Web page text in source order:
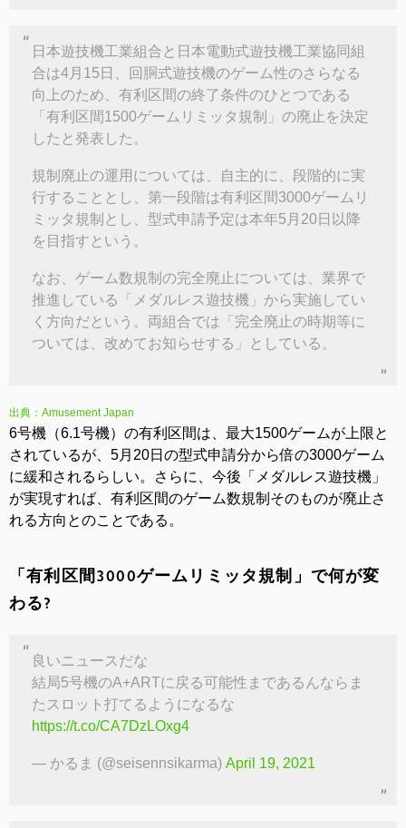
日本遊技機工業組合と日本電動式遊技機工業協同組
合は4月15日、回胴式遊技機のゲーム性のさらなる
向上のため、有利区間の終了条件のひとつである
「有利区間1500ゲームリミッタ規制」の廃止を決定
したと発表した。
規制廃止の運用については、自主的に、段階的に実
行することとし、第一段階は有利区間3000ゲームリ
ミッタ規制とし、型式申請予定は本年5月20日以降
を目指すという。
なお、ゲーム数規制の完全廃止については、業界で
推進している「メダルレス遊技機」から実施してい
く方向だという。両組合では「完全廃止の時期等に
ついては、改めてお知らせする」としている。
出典：Amusement Japan
6号機（6.1号機）の有利区間は、最大1500ゲームが上限と
されているが、5月20日の型式申請分から倍の3000ゲーム
に緩和されるらしい。さらに、今後「メダルレス遊技機」
が実現すれば、有利区間のゲーム数規制そのものが廃止さ
れる方向とのことである。
「有利区間3000ゲームリミッタ規制」で何が変
わる?
良いニュースだな
結局5号機のA+ARTに戻る可能性まであるんならま
たスロット打てるようになるな
https://t.co/CA7DzLOxg4
— かるま (@seisennsikarma) April 19, 2021